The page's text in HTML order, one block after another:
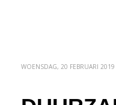
WOENSDAG, 20 FEBRUARI 2019